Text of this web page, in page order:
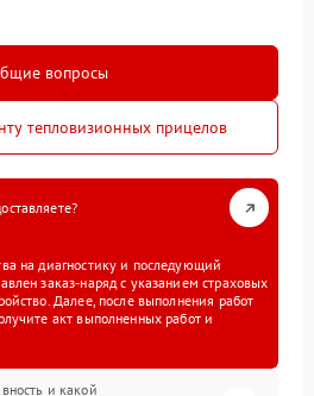
вопросы
тепловизионных прицелов
на диагностику и последующий
заказ-наряд с указанием страховых
Далее, после выполнения работ
акт выполненных работ и
и какой